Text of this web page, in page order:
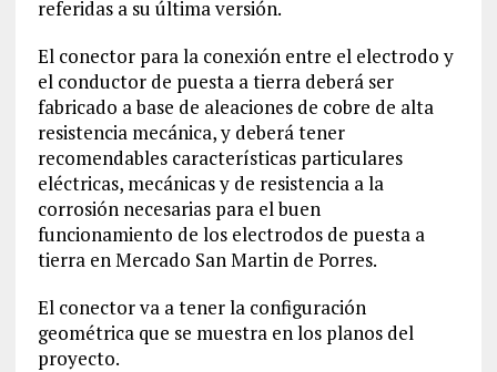
referidas a su última versión.
El conector para la conexión entre el electrodo y
el conductor de puesta a tierra deberá ser
fabricado a base de aleaciones de cobre de alta
resistencia mecánica, y deberá tener
recomendables características particulares
eléctricas, mecánicas y de resistencia a la
corrosión necesarias para el buen
funcionamiento de los electrodos de puesta a
tierra en Mercado San Martin de Porres.
El conector va a tener la configuración
geométrica que se muestra en los planos del
proyecto.